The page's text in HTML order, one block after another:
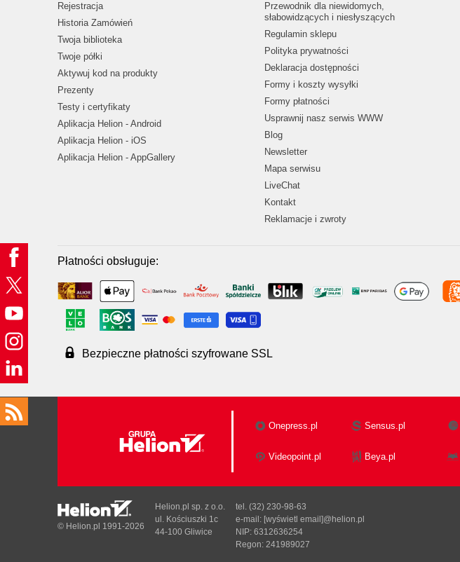
Rejestracja
Historia Zamówień
Twoja biblioteka
Twoje półki
Aktywuj kod na produkty
Prezenty
Testy i certyfikaty
Aplikacja Helion - Android
Aplikacja Helion - iOS
Aplikacja Helion - AppGallery
Przewodnik dla niewidomych,
słabowidzących i niesłyszących
Regulamin sklepu
Polityka prywatności
Deklaracja dostępności
Formy i koszty wysyłki
Formy płatności
Usprawnij nasz serwis WWW
Blog
Newsletter
Mapa serwisu
LiveChat
Kontakt
Reklamacje i zwroty
Płatności obsługuje:
Bezpieczne płatności szyfrowane SSL
Onepress.pl Sensus.pl
Videopoint.pl Beya.pl
© Helion.pl 1991-2026
Helion.pl sp. z o.o.
ul. Kościuszki 1c
44-100 Gliwice
tel. (32) 230-98-63
e-mail: [wyświetl email]@helion.pl
NIP: 6312636254
Regon: 241989027